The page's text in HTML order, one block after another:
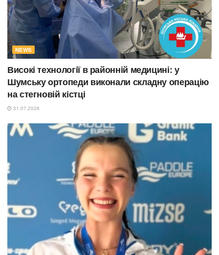
NEWS
Високі технології в районній медицині: у
Шумську ортопеди виконали складну операцію
на стегновій кістці
31.07.2026